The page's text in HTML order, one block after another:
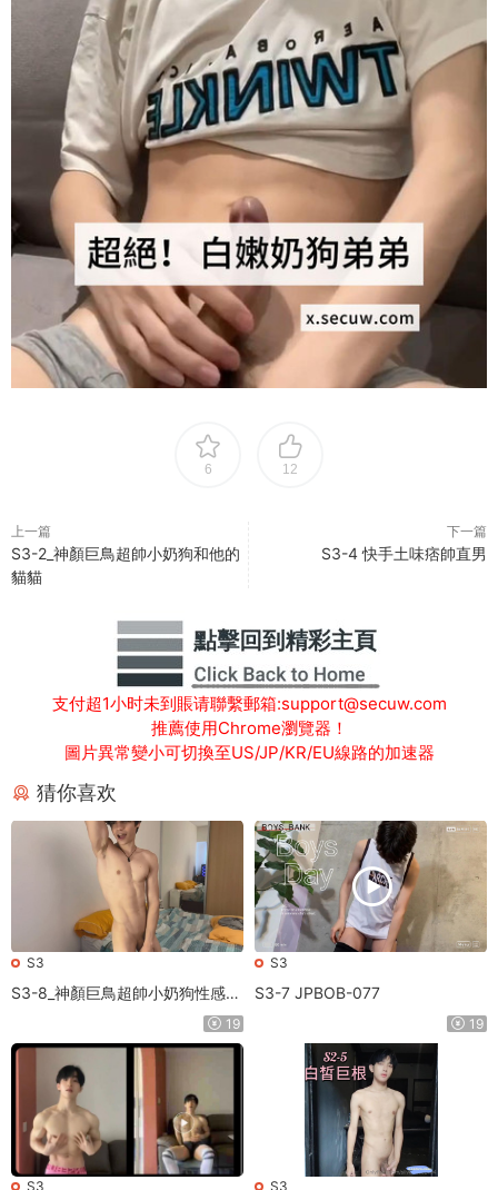
6 12
上一篇
S3-2_神顏巨鳥超帥小奶狗和他的
貓貓
下一篇
S3-4 快手土味痞帥直男
支付超1小时未到賬请聯繫郵箱:support@secuw.com
推薦使用Chrome瀏覽器！
圖片異常變小可切換至US/JP/KR/EU線路的加速器
猜你喜欢
S3
S3-8_神顏巨鳥超帥小奶狗性感熱
19
S3
S3-7 JPBOB-077
19
S3 S3